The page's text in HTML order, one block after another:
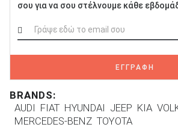
σου για να σου στέλνουμε κάθε
ΕΓΓΡΑΦΗ
BRANDS:
AUDI FIAT HYUNDAI JEEP KIA
MERCEDES-BENZ TOYOTA